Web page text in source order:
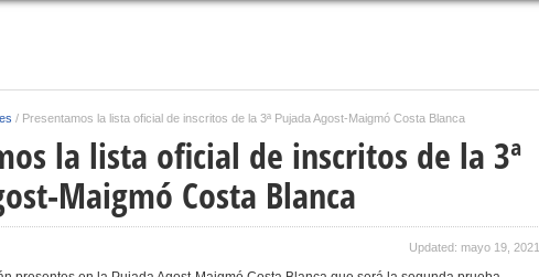
/ Presentamos la lista oficial de inscritos de la 3ª Pujada Agost-Maigmó Costa Blanca
la lista oficial de inscritos de la 3ª
Maigmó Costa Blanca
Updated: mayo 19, 2021